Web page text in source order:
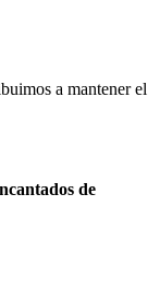
a mantener el
de